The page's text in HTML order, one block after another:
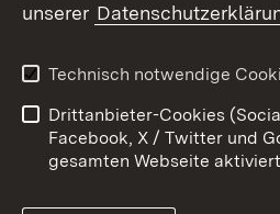
Kontakt
Cookies
unserer
Technisch notwendige
Drittanbieter-Cookies
Facebook, X / Twitter und
gesamten Webseite